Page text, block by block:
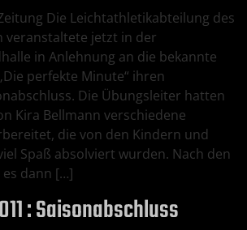
Die Leichtathletikabteilung des
veranstaltete jetzt in der
in Anlehnung an die bekannte
perfekte Minute“ ihren
Die Übungsleiter hatten
Kira Bellmann verschiedene
die von den Kindern und
Spaß absolviert wurden. Nach den
dann […]
: Saisonabschluss